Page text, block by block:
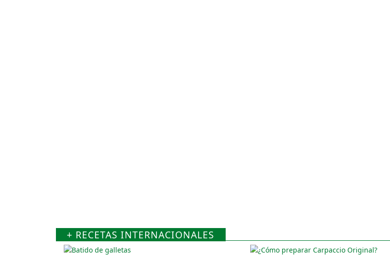
+ RECETAS INTERNACIONALES